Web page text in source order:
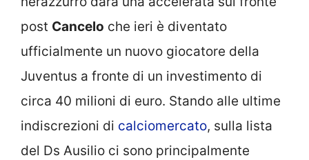
post Cancelo che ieri è diventato
ufficialmente un nuovo giocatore della
Juventus a fronte di un investimento di
circa 40 milioni di euro. Stando alle ultime
indiscrezioni di calciomercato, sulla lista
del Ds Ausilio ci sono principalmente